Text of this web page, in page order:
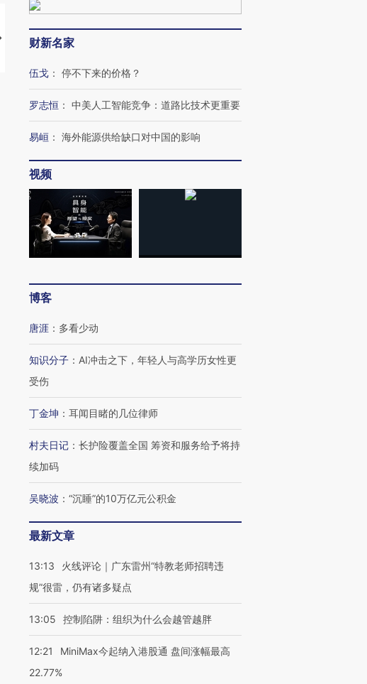
视线｜全球最热百城独占
97个 印度如何熬过48°C
财新名家
伍戈 ： 停不下来的价格？
罗志恒 ： 中美人工智能竞争：道路比技术更重要
易峘 ： 海外能源供给缺口对中国的影响
视频
博客
唐涯 ： 多看少动
知识分子 ： AI冲击之下，年轻人与高学历女性更
受伤
丁金坤 ： 耳闻目睹的几位律师
村夫日记 ： 长护险覆盖全国 筹资和服务给予将持
续加码
吴晓波 ： “沉睡”的10万亿元公积金
最新文章
13:13
火线评论｜广东雷州“特教老师招聘违
规”很雷，仍有诸多疑点
13:05 控制陷阱：组织为什么会越管越胖
12:21
MiniMax今起纳入港股通 盘间涨幅最高
22.77%